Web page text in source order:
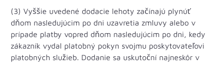
(3) Vyššie uvedené dodacie lehoty začínajú plynúť
dňom nasledujúcim po dni uzavretia zmluvy alebo v
prípade platby vopred dňom nasledujúcim po dni, kedy
zákazník vydal platobný pokyn svojmu poskytovateľovi
platobných služieb. Dodanie sa uskutoční najneskôr v